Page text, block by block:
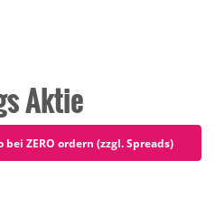
Aktie
ZERO ordern (zzgl. Spreads)